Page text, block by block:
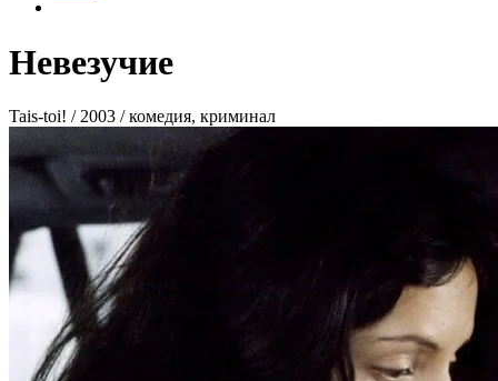
Невезучие
Tais-toi! / 2003 / комедия, криминал